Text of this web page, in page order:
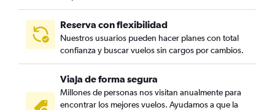
Reserva con flexibilidad
Nuestros usuarios pueden hacer planes con total
confianza y buscar vuelos sin cargos por cambios.
Viaja de forma segura
Millones de personas nos visitan anualmente para
encontrar los mejores vuelos. Ayudamos a que la